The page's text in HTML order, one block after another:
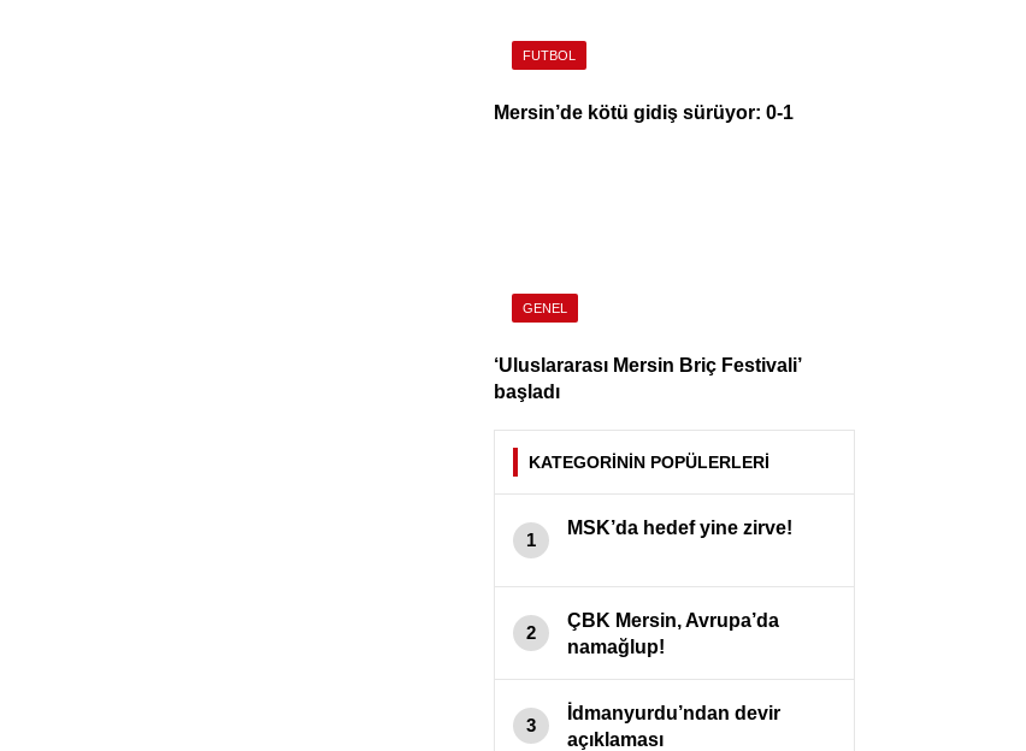
FUTBOL
Mersin’de kötü gidiş sürüyor: 0-1
GENEL
‘Uluslararası Mersin Briç Festivali’
başladı
KATEGORİNİN POPÜLERLERİ
1
MSK’da hedef yine zirve!
2
ÇBK Mersin, Avrupa’da
namağlup!
3
İdmanyurdu’ndan devir
açıklaması